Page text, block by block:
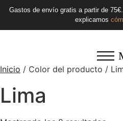
Gastos de envío gratis a partir de
explicamos
Inicio / Color del producto /
Lima